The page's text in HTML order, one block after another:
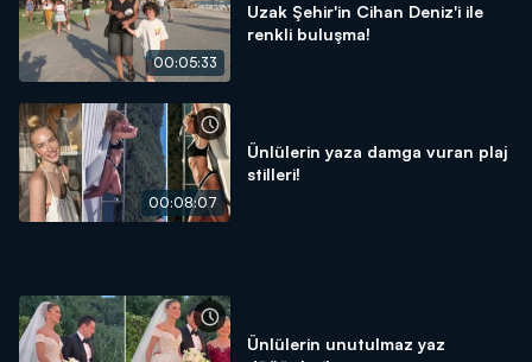
00:05:33
Uzak Şehir'in Cihan Deniz'i ile
renkli buluşma!
00:08:07
Ünlülerin yaza damga vuran plaj
stilleri!
Ünlülerin unutulmaz yaz